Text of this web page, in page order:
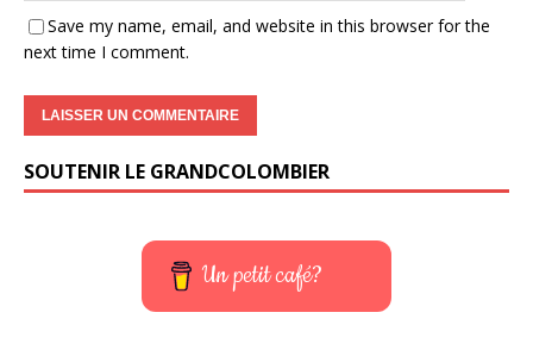
Save my name, email, and website in this browser for the
next time I comment.
SOUTENIR LE GRANDCOLOMBIER
Un petit café?